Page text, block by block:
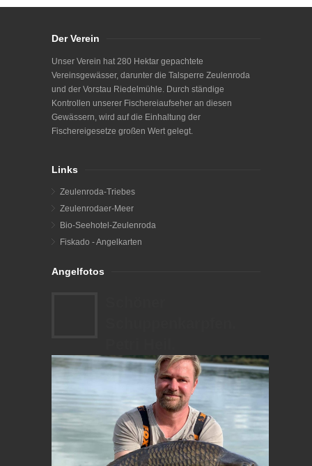
Der Verein
Unser Verein hat 280 Hektar gepachtete
Vereinsgewässer, darunter die Talsperre Zeulenroda
und der Vorstau Riedelmühle. Durch ständige
Kontrollen unserer Fischereiaufseher an diesen
Gewässern, wird auf die Einhaltung der
Fischereigesetze großen Wert gelegt.
Links
Zeulenroda-Triebes
Zeulenrodaer-Meer
Bio-Seehotel-Zeulenroda
Fiskado - Angelkarten
Angelfotos